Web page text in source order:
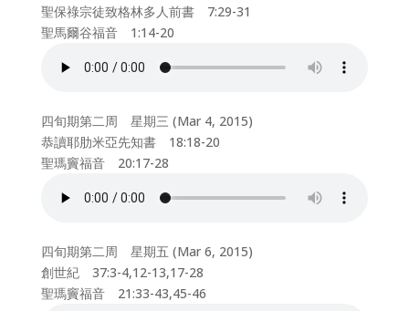
聖保祿宗徒致格林多人前書 7:29-31
聖馬爾谷福音 1:14-20
四旬期第二周 星期三 (Mar 4, 2015)
恭讀耶肋米亞先知書 18:18-20
聖瑪竇福音 20:17-28
四旬期第二周 星期五 (Mar 6, 2015)
創世紀 37:3-4,12-13,17-28
聖瑪竇福音 21:33-43,45-46